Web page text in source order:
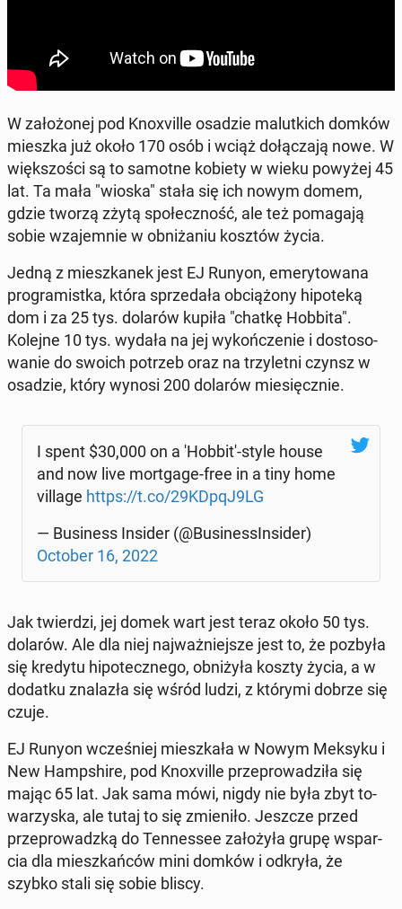
W za­ło­żo­nej pod Kno­xvil­le osadzie ma­lut­kich domków
mieszka już około 170 osób i wciąż do­łą­cza­ją nowe. W
więk­szo­ści są to samotne kobiety w wieku powyżej 45
lat. Ta mała "wioska" stała się ich nowym domem,
gdzie tworzą zżytą spo­łecz­ność, ale też po­ma­ga­ją
sobie wza­jem­nie w ob­ni­ża­niu kosztów życia.
Jedną z miesz­ka­nek jest EJ Runyon, eme­ry­to­wa­na
pro­gra­mist­ka, która sprze­da­ła ob­cią­żo­ny hi­po­te­ką
dom i za 25 tys. dolarów kupiła "chatkę Hobbita".
Kolejne 10 tys. wydała na jej wy­koń­cze­nie i do­sto­so­
wa­nie do swoich potrzeb oraz na trzy­let­ni czynsz w
osadzie, który wynosi 200 dolarów mie­sięcz­nie.
I spent $30,000 on a 'Hob­bi­t'-style house
and now live mort­ga­ge-free in a tiny home
village https://t.co/29KDpqJ9LG
— Bu­si­ness Insider (@Bu­si­nessIn­si­der)
October 16, 2022
Jak twier­dzi, jej domek wart jest teraz około 50 tys.
dolarów. Ale dla niej naj­waż­niej­sze jest to, że pozbyła
się kredytu hi­po­tecz­ne­go, ob­ni­ży­ła koszty życia, a w
dodatku zna­la­zła się wśród ludzi, z którymi dobrze się
czuje.
EJ Runyon wcze­śniej miesz­ka­ła w Nowym Meksyku i
New Hamp­shi­re, pod Kno­xvil­le prze­pro­wa­dzi­ła się
mając 65 lat. Jak sama mówi, nigdy nie była zbyt to­
wa­rzy­ska, ale tutaj to się zmie­ni­ło. Jeszcze przed
prze­pro­wadz­ką do Ten­nes­see za­ło­ży­ła grupę wspar­
cia dla miesz­kań­ców mini domków i odkryła, że
szybko stali się sobie bliscy.